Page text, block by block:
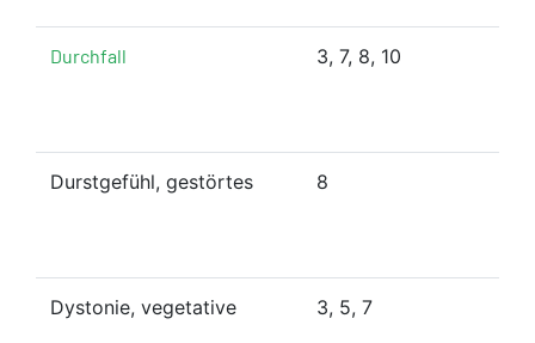
Durchfall 3, 7, 8, 10
Durstgefühl, gestörtes 8
Dystonie, vegetative 3, 5, 7